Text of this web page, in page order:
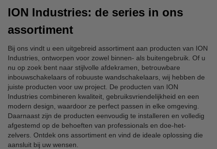
ION Industries: de series in ons
assortiment
Bij ons vindt u een uitgebreid assortiment aan producten van ION
Industries, ontworpen voor zowel binnen- als buitengebruik. Of u
nu op zoek bent naar stijlvolle afdekramen, betrouwbare
inbouwschakelaars of robuuste wandschakelaars, wij hebben de
juiste producten voor uw project. De producten van ION
Industries combineren kwaliteit, gebruiksvriendelijkheid en een
modern design, waardoor ze perfect passen in elke omgeving.
Daarnaast zijn de producten eenvoudig te installeren en volledig
afgestemd op de behoeften van professionals en doe-het-
zelvers. Ontdek ons assortiment en vind de ideale oplossing die
aansluit bij uw wensen.